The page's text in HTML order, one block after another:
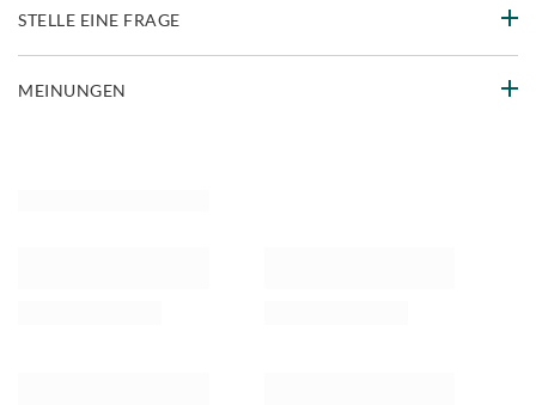
STELLE EINE FRAGE
MEINUNGEN